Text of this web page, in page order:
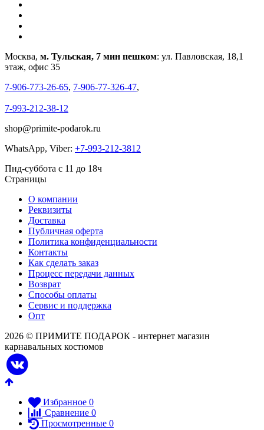
Москва, м. Тульская, 7 мин пешком: ул. Павловская, 18,1
этаж, офис 35
7-906-773-26-65, 7-906-77-326-47,
7-993-212-38-12
shop@primite-podarok.ru
WhatsApp, Viber: +7-993-212-3812
Пнд-суббота с 11 до 18ч
Страницы
О компании
Реквизиты
Доставка
Публичная оферта
Политика конфиденциальности
Контакты
Как сделать заказ
Процесс передачи данных
Возврат
Способы оплаты
Сервис и поддержка
Опт
2026 © ПРИМИТЕ ПОДАРОК - интернет магазин
карнавальных костюмов
Избранное 0
Сравнение 0
Просмотренные 0